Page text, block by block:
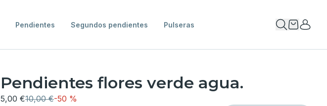
Pendientes Segundos pendientes Pulseras
Pendientes flores verde agua.
5,00 €10,00 €-50 %